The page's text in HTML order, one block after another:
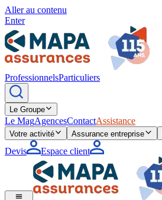
Aller au contenu
Enter
ProfessionnelsParticuliers
Le Groupe
Le MagAgencesContactAssistance
Votre activité Assurance entreprise
Devis Espace client